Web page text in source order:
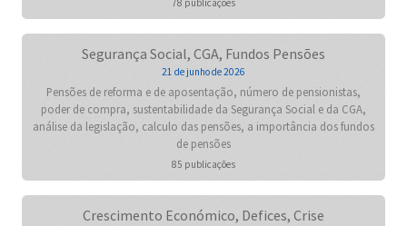
78 publicações
Segurança Social, CGA, Fundos Pensões
21 de junho de 2026
Pensões de reforma e de aposentação, número de pensionistas,
poder de compra, sustentabilidade da Segurança Social e da CGA,
análise da legislação, calculo das pensões, a importância dos fundos
de pensões
85 publicações
Crescimento Económico, Defices, Crise